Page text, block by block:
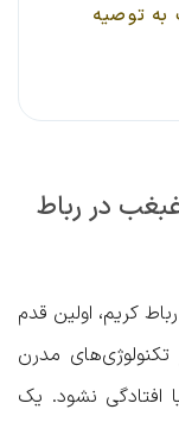
به توصیه
در رباط
کریم، اولین قدم
مدرن
افتادگی نشود. یک